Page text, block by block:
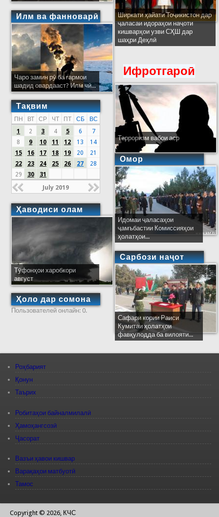
Илм ва фанноварӣ
Чаро замин рӯ ба гармои
шадид овардааст? Илм чӣ...
Тақвим
ПН ВТ СР ЧТ ПТ СБ
ВС
1
2 3 4 5 6
7
8
9 10 11 12 13
14
15
16 17 18 19 20
21
22
23 24 25 26 27
28
29
30 31
July 2019
Ҳаводиси олам
Тӯфонҳои харобкори
август
Ҳоло дар сомона
Пользователей онлайн: 0.
Ширкати ҳайати Тоҷикистон дар
ҷаласаи идораҳои наҷоти
кишварҳои узви СҲШ дар
шаҳри Деҳлӣ
Ифротгароӣ
Терроризм вабои аср
Омор
Идомаи ҷаласаҳои
ҷамъбастии Комиссияҳои
ҳолатҳои...
Сарбози наҷот
Сафари кории Раиси
Кумитаи ҳолатҳои
фавқулодда ба вилояти...
Роҳбарият
Қонун
Таърих
Робитаҳои байналмилалӣ
Ҳамоҳангсозӣ
Ҷасорат
Вазъи ҳавои кишвар
Варақаҳои матбуотӣ
Тамос
Copyright © 2026, КЧС